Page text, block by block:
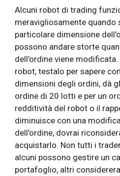
Alcuni robot di trading
meravigliosamente quando
particolare dimensione
possono andare storte
dell’ordine viene
robot, testalo per sapere
dimensioni degli ordini, dà
ordine di 20 lotti e per un
redditività del robot o il
diminuisce con una
dell’ordine, dovrai
acquistarlo. Non tutti i
alcuni possono gestire un
portafoglio, altri